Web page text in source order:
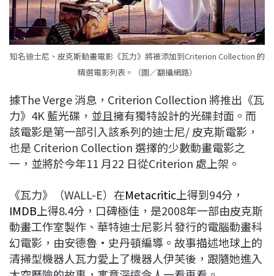
知名迪士尼、皮克斯動畫電影《瓦力》將被添加到Criterion Collection 的
精選電影列表。（圖／翻攝網路）
據The Verge 消息，Criterion Collection 將推出《瓦
力》4K 藍光碟，並且擁有獨特設計的光碟封面。而
該電影是第一部引入該系列的迪士尼/ 皮克斯電影，
也是 Criterion Collection 選擇的少數動畫電影之
一，並將於今年11 月22 日從Criterion 處上架。
《瓦力》（WALL-E）在Metacritic上得到94分，
IMDB上得8.4分，口碑極佳，是2008年一部由皮克斯
動畫工作室製作、華特迪士尼影片發行的電腦動畫科
幻電影，由安德魯·史丹頓編導。故事描述地球上的
清掃型機器人瓦力愛上了機器人伊芙後，跟隨她進入